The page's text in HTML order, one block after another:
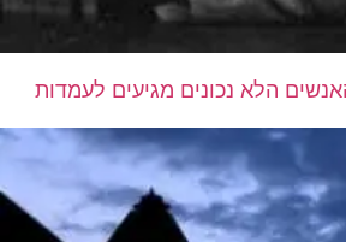
הלא נכונים מגיעים לעמדות